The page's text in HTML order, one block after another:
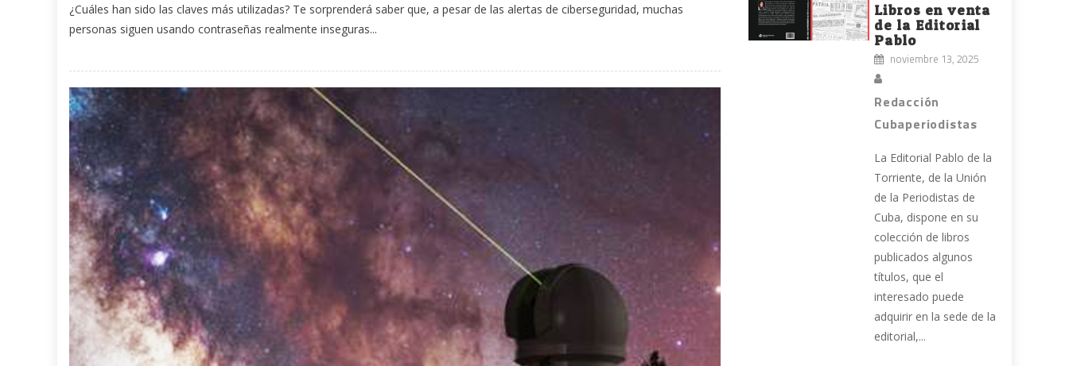
¿Cuáles han sido las claves más utilizadas? Te sorprenderá saber que, a pesar de las alertas de ciberseguridad, muchas
personas siguen usando contraseñas realmente inseguras...
Libros en venta
de la Editorial
Pablo
noviembre 13, 2025
Redacción
Cubaperiodistas
La Editorial Pablo de la
Torriente, de la Unión
de la Periodistas de
Cuba, dispone en su
colección de libros
publicados algunos
títulos, que el
interesado puede
adquirir en la sede de la
editorial,...